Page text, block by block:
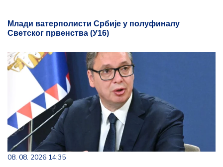
Млади ватерполисти Србије у полуфиналу
Светског првенства (У16)
08. 08. 2026 14:35